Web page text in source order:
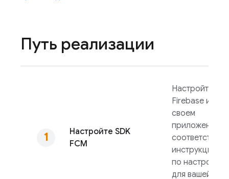
Путь реализации
Настройте SDK
FCM
Настройте
Firebase и
своем
приложении в
соответствии
инструкциями
по настройке
для вашей